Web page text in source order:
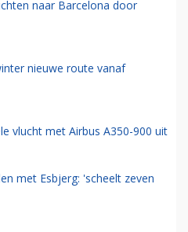
naar Barcelona door
nieuwe route vanaf
vlucht met Airbus A350-900 uit
met Esbjerg: 'scheelt zeven